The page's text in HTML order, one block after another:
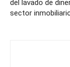
del lavado de
sector